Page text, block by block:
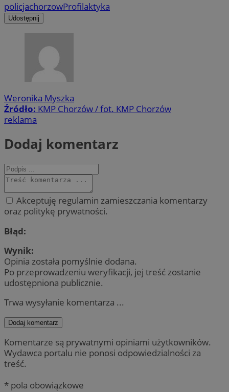
policjachorzowProfilaktyka
Udostępnij
Weronika Myszka
Źródło: KMP Chorzów / fot. KMP Chorzów
reklama
Dodaj komentarz
Akceptuję regulamin zamieszczania komentarzy
oraz politykę prywatności.
Błąd:
Wynik:
Opinia została pomyślnie dodana.
Po przeprowadzeniu weryfikacji, jej treść zostanie
udostępniona publicznie.
Trwa wysyłanie komentarza ...
Dodaj komentarz
Komentarze są prywatnymi opiniami użytkowników.
Wydawca portalu nie ponosi odpowiedzialności za
treść.
* pola obowiązkowe